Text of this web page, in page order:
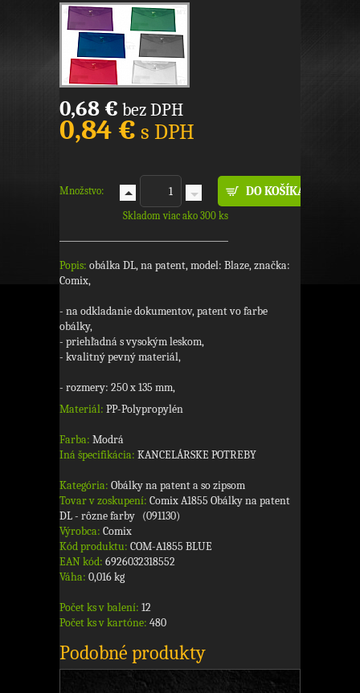
0,68 € bez DPH
0,84 € s DPH
Množstvo:
Skladom viac ako 300 ks
Popis: obálka DL, na patent, model: Blaze, značka:
Comix,
- na odkladanie dokumentov, patent vo farbe
obálky,
- priehľadná s vysokým leskom,
- kvalitný pevný materiál,
- rozmery: 250 x 135 mm,
Materiál: PP-Polypropylén
Farba: Modrá
Iná špecifikácia: KANCELÁRSKE POTREBY
Kategória: Obálky na patent a so zipsom
Tovar v zoskupení: Comix A1855 Obálky na patent
DL - rôzne farby (091130)
Výrobca: Comix
Kód produktu: COM-A1855 BLUE
EAN kód: 6926032318552
Váha: 0,016 kg
Počet ks v balení: 12
Počet ks v kartóne: 480
Podobné produkty